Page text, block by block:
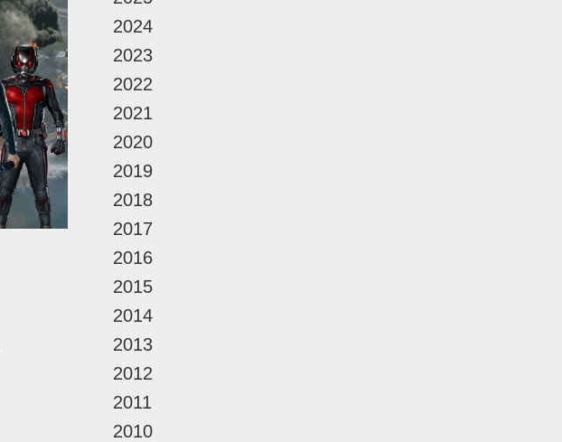
2024
2023
2022
2021
2020
2019
2018
2017
2016
2015
2014
2013
2012
2011
2010